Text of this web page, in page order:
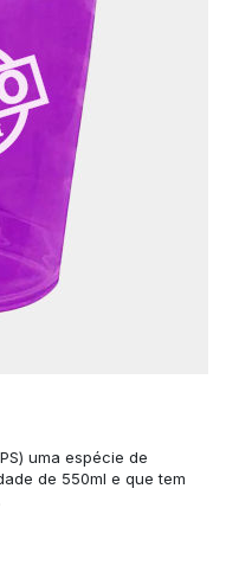
uma espécie de
de 550ml e que tem